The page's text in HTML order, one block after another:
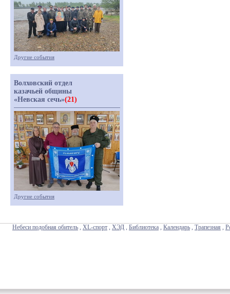
Другие события
Волховский отдел
казачьей общины
«Невская сечь»(21)
Другие события
Небеси подобная обитель , XL-спорт , ХЭД , Библиотека , Календарь , Трапезная ,